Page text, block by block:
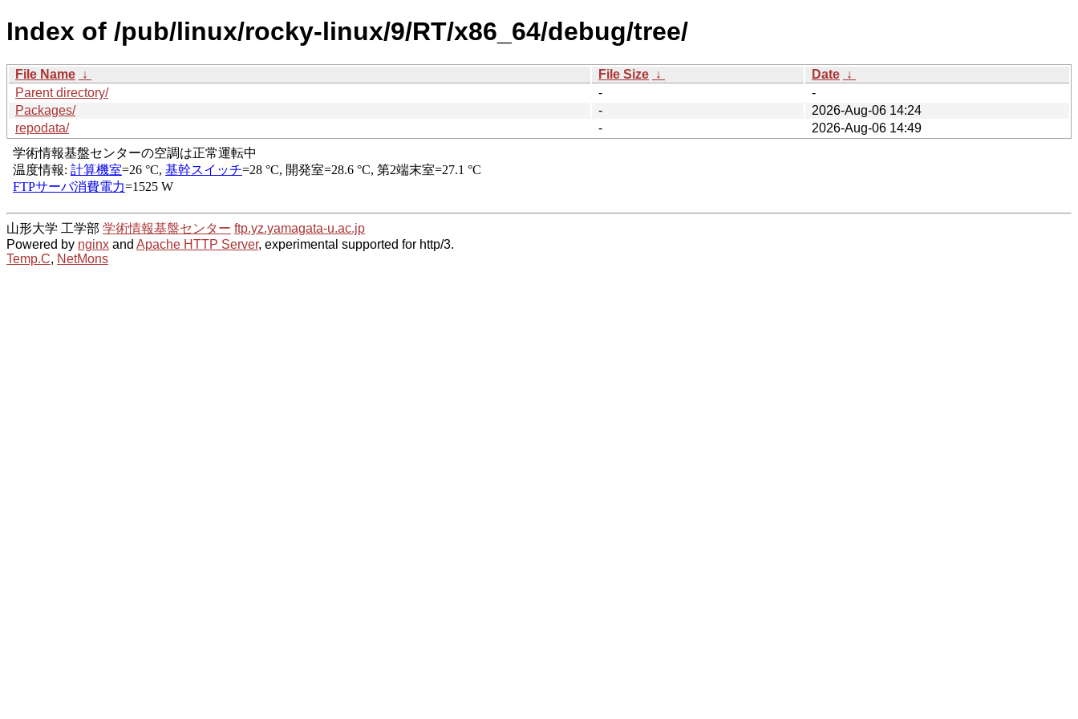
Index of /pub/linux/rocky-linux/9/RT/x86_64/debug/tree/
File Name ↓ File Size ↓ Date ↓
Parent directory/
-
-
Packages/
-
2026-Aug-06 14:24
repodata/
- 2026-Aug-06 14:49
山形大学 工学部 学術情報基盤センター ftp.yz.yamagata-u.ac.jp
Powered by nginx and Apache HTTP Server, experimental supported for http/3.
Temp.C, NetMons